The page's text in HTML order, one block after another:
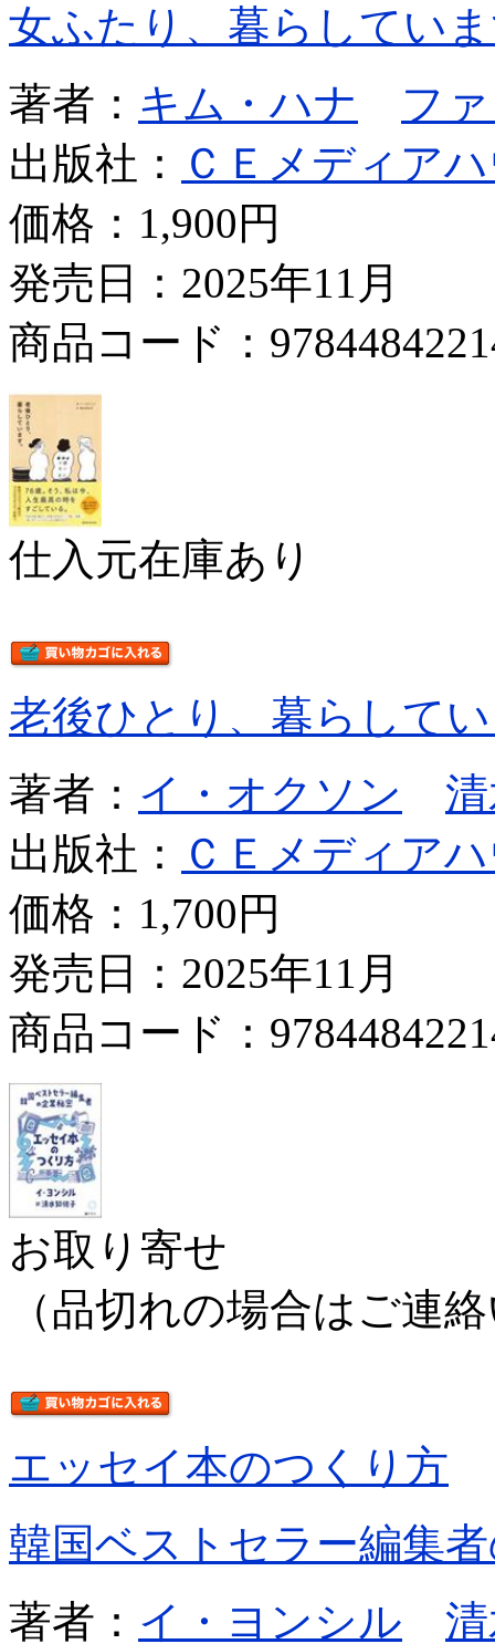
女ふたり、暮らしてい
著者： キム・ハナ
フ
出版社：
ＣＥメディア
価格： 1,900円
発売日：2025年11月
商品コード：
仕入元在庫あり
老後ひとり、暮らして
著者： イ・オクソン
出版社：
ＣＥメディア
価格： 1,700円
発売日：2025年11月
商品コード：
お取り寄せ
（品切れの場合はご連
エッセイ本のつくり方
韓国ベストセラー編集
著者： イ・ヨンシル